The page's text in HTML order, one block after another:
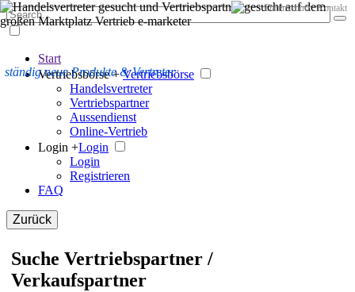
ständig neue Produkte & Vertreter
Datenschutz Kontakt
Start
Vertriebsbörse + Vertriebsbörse
Handelsvertreter
Vertriebspartner
Aussendienst
Online-Vertrieb
Login +Login
Login
Registrieren
FAQ
Zurück
Suche Vertriebspartner /
Verkaufspartner